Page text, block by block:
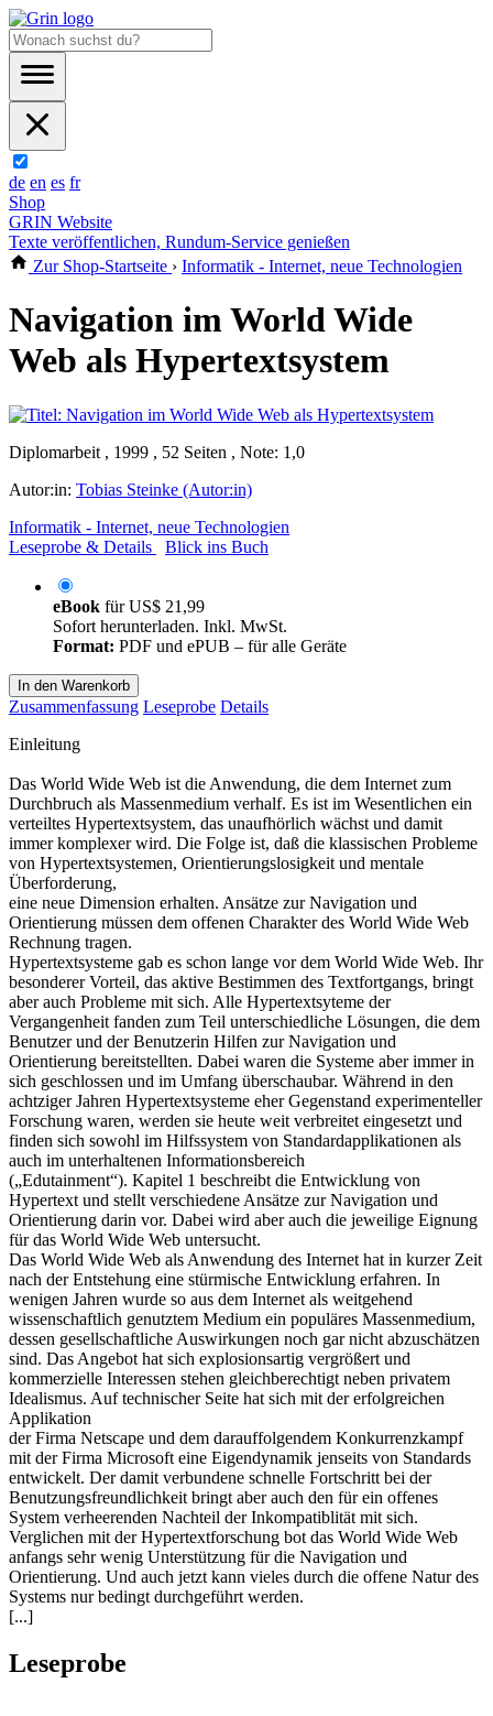
de en es fr
Shop
GRIN Website
Texte veröffentlichen, Rundum-Service genießen
Zur Shop-Startseite › Informatik - Internet, neue Technologien
Navigation im World Wide
Web als Hypertextsystem
Diplomarbeit , 1999 , 52 Seiten , Note: 1,0
Autor:in: Tobias Steinke (Autor:in)
Informatik - Internet, neue Technologien
Leseprobe & Details
Blick ins Buch
eBook fürUS$ 21,99
Sofort herunterladen. Inkl. MwSt.
Format: PDF und ePUB – für alle Geräte
In den Warenkorb
Zusammenfassung Leseprobe Details
Einleitung
Das World Wide Web ist die Anwendung, die dem Internet zum
Durchbruch als Massenmedium verhalf. Es ist im Wesentlichen ein
verteiltes Hypertextsystem, das unaufhörlich wächst und damit
immer komplexer wird. Die Folge ist, daß die klassischen Probleme
von Hypertextsystemen, Orientierungslosigkeit und mentale
Überforderung,
eine neue Dimension erhalten. Ansätze zur Navigation und
Orientierung müssen dem offenen Charakter des World Wide Web
Rechnung tragen.
Hypertextsysteme gab es schon lange vor dem World Wide Web. Ihr
besonderer Vorteil, das aktive Bestimmen des Textfortgangs, bringt
aber auch Probleme mit sich. Alle Hypertextsyteme der
Vergangenheit fanden zum Teil unterschiedliche Lösungen, die dem
Benutzer und der Benutzerin Hilfen zur Navigation und
Orientierung bereitstellten. Dabei waren die Systeme aber immer in
sich geschlossen und im Umfang überschaubar. Während in den
achtziger Jahren Hypertextsysteme eher Gegenstand experimenteller
Forschung waren, werden sie heute weit verbreitet eingesetzt und
finden sich sowohl im Hilfssystem von Standardapplikationen als
auch im unterhaltenen Informationsbereich
(„Edutainment“). Kapitel 1 beschreibt die Entwicklung von
Hypertext und stellt verschiedene Ansätze zur Navigation und
Orientierung darin vor. Dabei wird aber auch die jeweilige Eignung
für das World Wide Web untersucht.
Das World Wide Web als Anwendung des Internet hat in kurzer Zeit
nach der Entstehung eine stürmische Entwicklung erfahren. In
wenigen Jahren wurde so aus dem Internet als weitgehend
wissenschaftlich genutztem Medium ein populäres Massenmedium,
dessen gesellschaftliche Auswirkungen noch gar nicht abzuschätzen
sind. Das Angebot hat sich explosionsartig vergrößert und
kommerzielle Interessen stehen gleichberechtigt neben privatem
Idealismus. Auf technischer Seite hat sich mit der erfolgreichen
Applikation
der Firma Netscape und dem darauffolgendem Konkurrenzkampf
mit der Firma Microsoft eine Eigendynamik jenseits von Standards
entwickelt. Der damit verbundene schnelle Fortschritt bei der
Benutzungsfreundlichkeit bringt aber auch den für ein offenes
System verheerenden Nachteil der Inkompatiblität mit sich.
Verglichen mit der Hypertextforschung bot das World Wide Web
anfangs sehr wenig Unterstützung für die Navigation und
Orientierung. Und auch jetzt kann vieles durch die offene Natur des
Systems nur bedingt durchgeführt werden.
[...]
Leseprobe